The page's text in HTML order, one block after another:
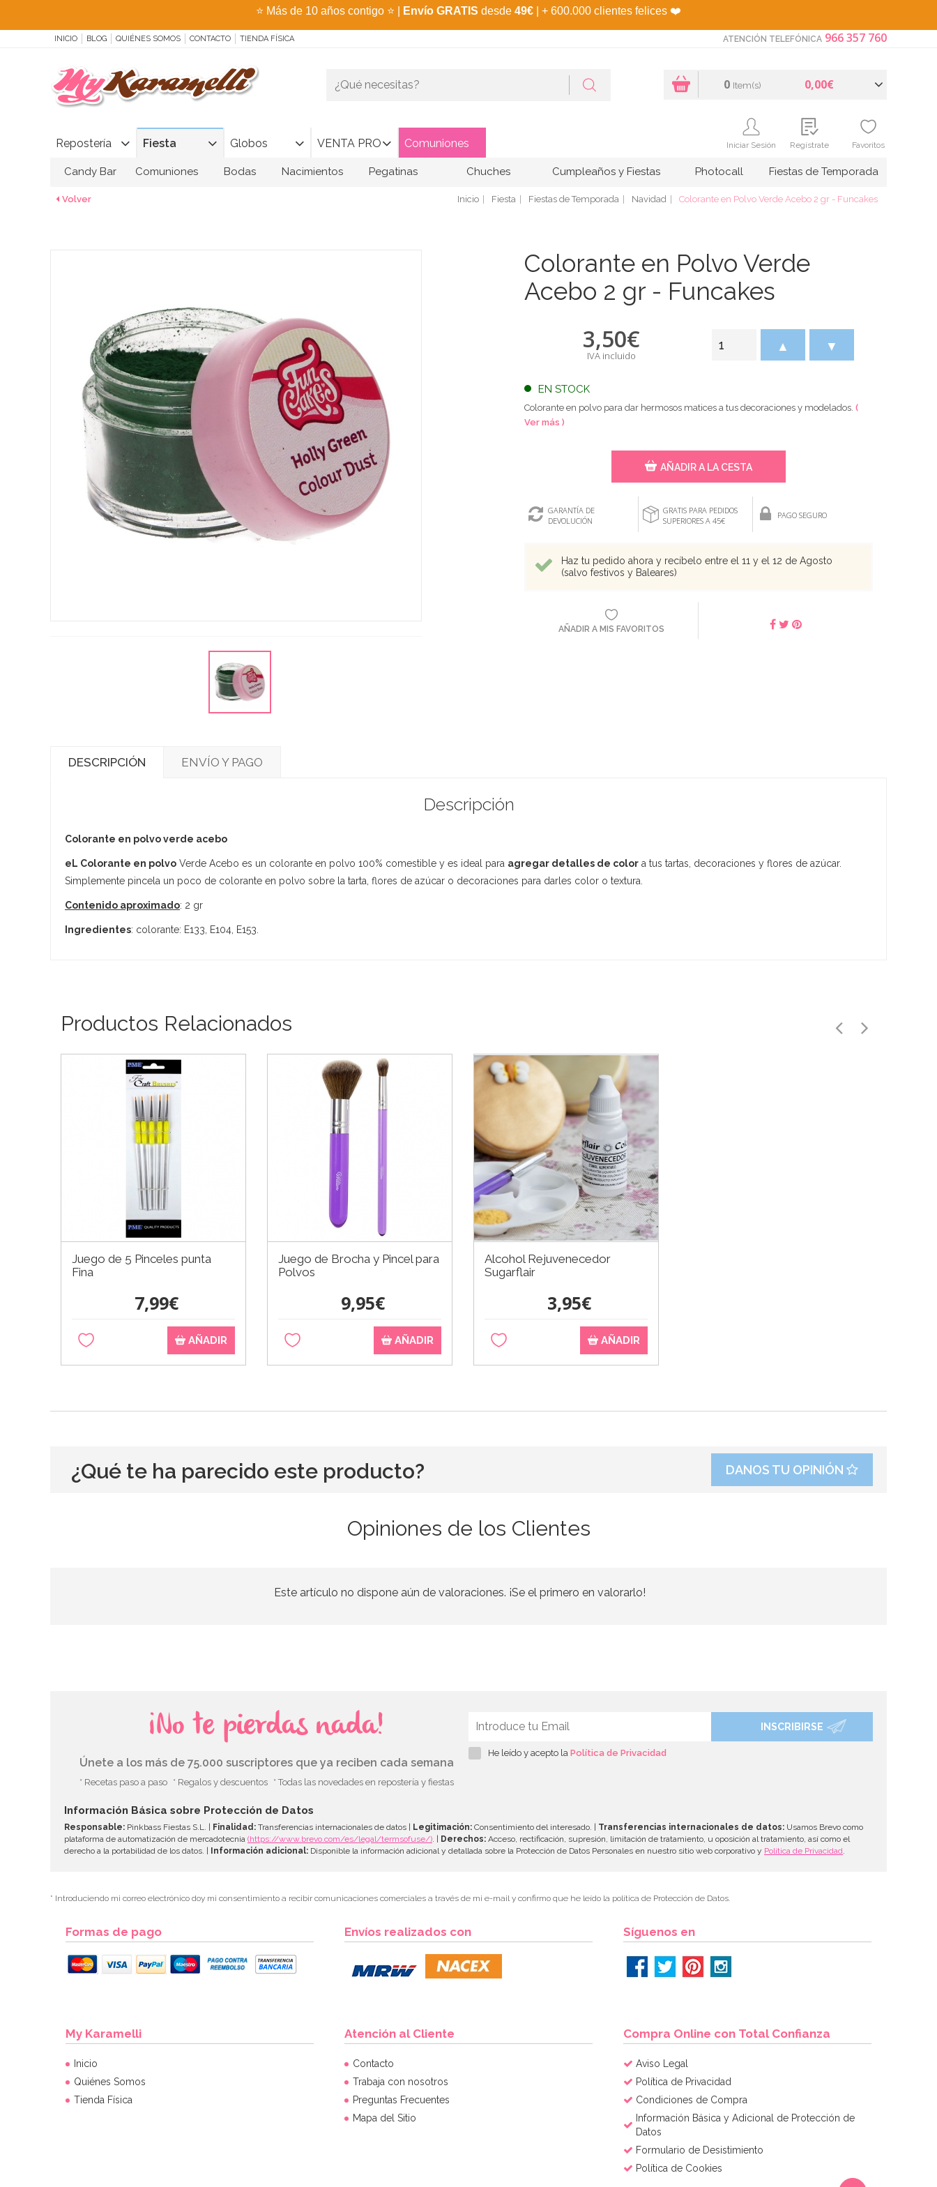
⭐ Más de 10 años contigo ⭐ Envío GRATIS desde 49€ | + 600.000 clientes felices ❤️
INICIO BLOG QUIÉNES SOMOS CONTACTO TIENDA FÍSICA ATENCIÓN TELEFÓNICA 966 357 760
Repostería Fiesta Globos VENTA PRO Comuniones
0 Item(s) 0,00€
Iniciar Sesión Regístrate Favoritos
Candy Bar Comuniones Bodas Nacimientos Pegatinas Chuches Cumpleaños y Fiestas Photocall Fiestas de Temporada
Volver Inicio Fiesta Fiestas de Temporada Navidad Colorante en Polvo Verde Acebo 2 gr - Funcakes
Colorante en Polvo Verde
Acebo 2 gr - Funcakes
3,50€
IVA incluido
EN STOCK
▲ ▼
Colorante en polvo para dar hermosos matices a tus decoraciones y modelados. (
Ver más )
AÑADIR A LA CESTA
GARANTÍA DE
DEVOLUCIÓN
GRATIS PARA PEDIDOS
SUPERIORES A 45€
PAGO SEGURO
Haz tu pedido ahora y recíbelo entre el 11 y el 12 de Agosto
(salvo festivos y Baleares)
AÑADIR A MIS FAVORITOS
DESCRIPCIÓN ENVÍO Y PAGO
Descripción
Colorante en polvo verde acebo
eL Colorante en polvo Verde Acebo es un colorante en polvo 100% comestible y es ideal para agregar detalles de color a tus tartas, decoraciones y flores de azúcar.
Simplemente pincela un poco de colorante en polvo sobre la tarta, flores de azúcar o decoraciones para darles color o textura.
Contenido aproximado: 2 gr
Ingredientes: colorante: E133, E104, E153.
Productos Relacionados
Juego de 5 Pinceles punta
Fina
7,99€
AÑADIR
Juego de Brocha y Pincel para
Polvos
9,95€
AÑADIR
Alcohol Rejuvenecedor
Sugarflair
3,95€
AÑADIR
¿Qué te ha parecido este producto? DANOS TU OPINIÓN
Opiniones de los Clientes
Este artículo no dispone aún de valoraciones. ¡Se el primero en valorarlo!
¡No te pierdas nada!
Únete a los más de 75.000 suscriptores que ya reciben cada semana
* Recetas paso a paso * Regalos y descuentos * Todas las novedades en repostería y fiestas
INSCRIBIRSE
He leído y acepto la Política de Privacidad
Información Básica sobre Protección de Datos
Responsable: Pinkbass Fiestas S.L. | Finalidad: Transferencias internacionales de datos | Legitimación: Consentimiento del interesado. | Transferencias internacionales de datos: Usamos Brevo como
plataforma de automatización de mercadotecnia (https://www.brevo.com/es/legal/termsofuse/) . | Derechos: Acceso, rectificación, supresión, limitación de tratamiento, u oposición al tratamiento, así como el
derecho a la portabilidad de los datos. | Información adicional: Disponible la información adicional y detallada sobre la Protección de Datos Personales en nuestro sitio web corporativo y Política de Privacidad
* Introduciendo mi correo electrónico doy mi consentimiento a recibir comunicaciones comerciales a través de mi e-mail y confirmo que he leído la política de Protección de Datos.
Formas de pago Envíos realizados con Síguenos en
My Karamelli
Inicio
Quiénes Somos
Tienda Física
Atención al Cliente
Contacto
Trabaja con nosotros
Preguntas Frecuentes
Mapa del Sitio
Compra Online con Total Confianza
Aviso Legal
Política de Privacidad
Condiciones de Compra
Información Básica y Adicional de Protección de
Datos
Formulario de Desistimiento
Política de Cookies